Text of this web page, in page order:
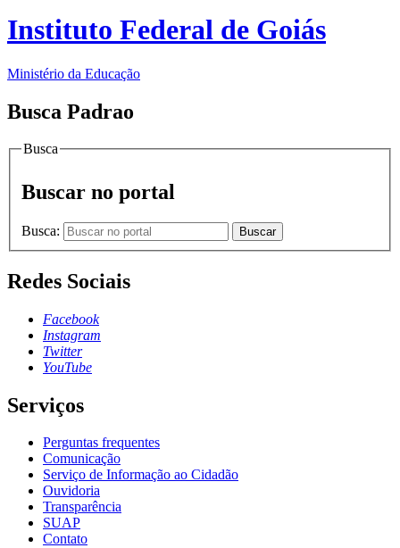
Instituto Federal de Goiás
Ministério da Educação
Busca Padrao
Busca
Buscar no portal
Busca: Buscar
Redes Sociais
Facebook
Instagram
Twitter
YouTube
Serviços
Perguntas frequentes
Comunicação
Serviço de Informação ao Cidadão
Ouvidoria
Transparência
SUAP
Contato